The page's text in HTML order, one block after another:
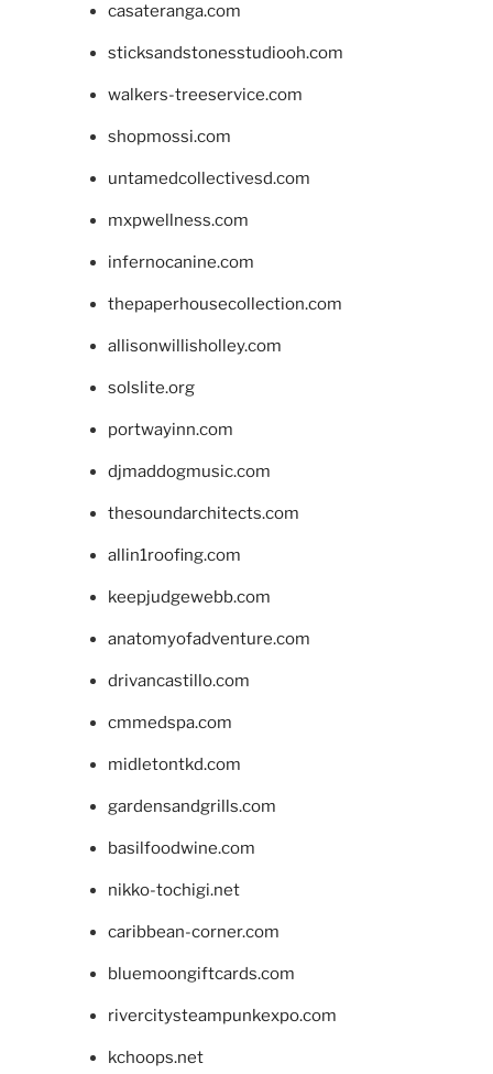
casateranga.com
sticksandstonesstudiooh.com
walkers-treeservice.com
shopmossi.com
untamedcollectivesd.com
mxpwellness.com
infernocanine.com
thepaperhousecollection.com
allisonwillisholley.com
solslite.org
portwayinn.com
djmaddogmusic.com
thesoundarchitects.com
allin1roofing.com
keepjudgewebb.com
anatomyofadventure.com
drivancastillo.com
cmmedspa.com
midletontkd.com
gardensandgrills.com
basilfoodwine.com
nikko-tochigi.net
caribbean-corner.com
bluemoongiftcards.com
rivercitysteampunkexpo.com
kchoops.net